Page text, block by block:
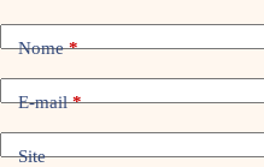
Nome*
E-mail*
Site